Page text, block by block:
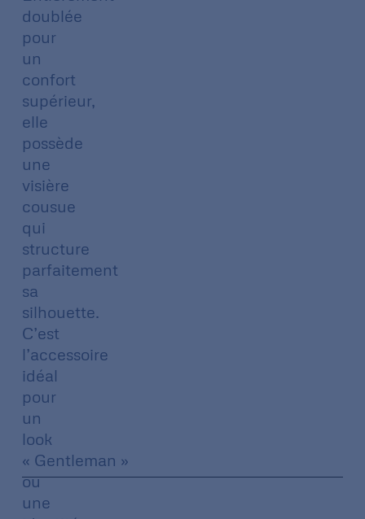
doublée
pour
un
confort
supérieur,
elle
possède
une
visière
cousue
qui
structure
parfaitement
sa
silhouette.
C’est
l’accessoire
idéal
pour
un
look
« Gentleman »
ou
une